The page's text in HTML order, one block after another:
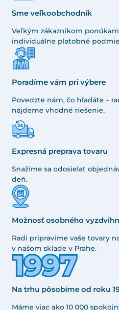
Sme veľkoobchodník
Veľkým zákazníkom
individuálne platobné
Poradíme vám pri výbere
Povedzte nám, čo hľadáte –
nájdeme vhodné riešenie.
Expresná preprava tovaru
Snažíme sa odosielať
deň.
Možnosť osobného
Radi pripravíme vaše tovary
v našom sklade v Prahe.
Na trhu pôsobíme od roku
Máme viac ako 10 000